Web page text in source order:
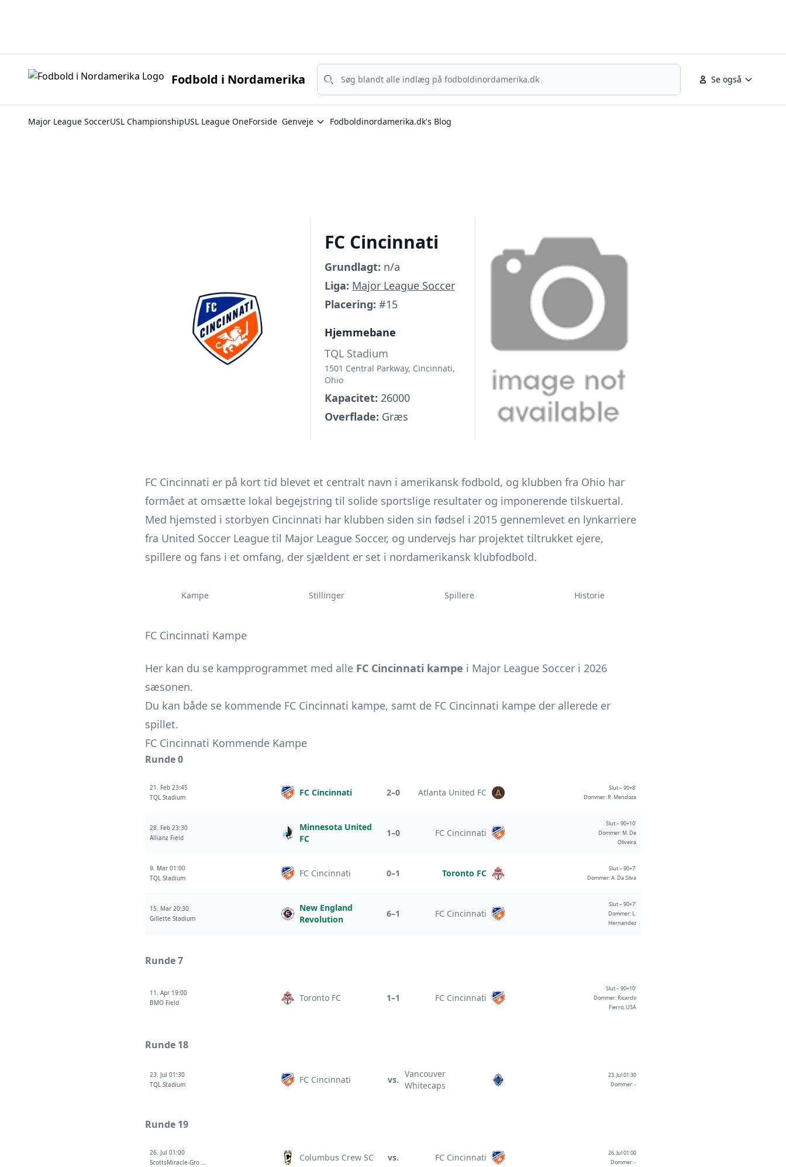
Fodbold i Nordamerika Se også
Søg
Søg
Major League SoccerUSL ChampionshipUSL League OneForside Genveje Fodboldinordamerika.dk's Blog
FC Cincinnati
Grundlagt: n/a
Liga: Major League Soccer
Placering: #15
Hjemmebane
TQL Stadium
1501 Central Parkway, Cincinnati,
Ohio
Kapacitet: 26000
Overflade: Græs
FC Cincinnati er på kort tid blevet et centralt navn i amerikansk fodbold, og klubben fra Ohio har
formået at omsætte lokal begejstring til solide sportslige resultater og imponerende tilskuertal.
Med hjemsted i storbyen Cincinnati har klubben siden sin fødsel i 2015 gennemlevet en lynkarriere
fra United Soccer League til Major League Soccer, og undervejs har projektet tiltrukket ejere,
spillere og fans i et omfang, der sjældent er set i nordamerikansk klubfodbold.
Kampe Stillinger Spillere Historie
FC Cincinnati Kampe
Her kan du se kampprogrammet med alle FC Cincinnati kampe i Major League Soccer i 2026
sæsonen.
Du kan både se kommende FC Cincinnati kampe, samt de FC Cincinnati kampe der allerede er
spillet.
FC Cincinnati Kommende Kampe
Runde 0
21. Feb 23:45
TQL Stadium
FC Cincinnati 2–0 Atlanta United FC
Slut – 90+8'
Dommer: R. Mendoza
28. Feb 23:30
Allianz Field
Minnesota United
FC
1–0 FC Cincinnati
Slut – 90+10'
Dommer: M. De
Oliveira
9. Mar 01:00
TQL Stadium
FC Cincinnati 0–1 Toronto FC
Slut – 90+7'
Dommer: A. Da Silva
15. Mar 20:30
Gillette Stadium
New England
Revolution
6–1 FC Cincinnati
Slut – 90+7'
Dommer: L.
Hernandez
Runde 7
11. Apr 19:00
BMO Field
Toronto FC 1–1 FC Cincinnati
Slut – 90+10'
Dommer: Ricardo
Fierro, USA
Runde 18
23. Jul 01:30
TQL Stadium
FC Cincinnati vs.
Vancouver
Whitecaps
23. Jul 01:30
Dommer: -
Runde 19
26. Jul 01:00
ScottsMiracle-Gro Field
Columbus Crew SC vs. FC Cincinnati
26. Jul 01:00
Dommer: -